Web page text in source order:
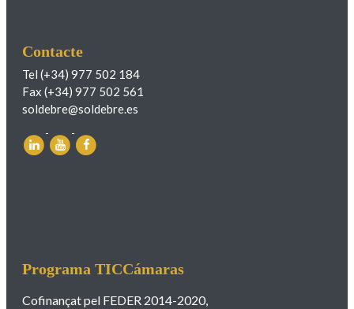
Contacte
Tel (+34) 977 502 184
Fax (+34) 977 502 561
soldebre@soldebre.es
Programa TICCámaras
Cofinançat pel FEDER 2014-2020,